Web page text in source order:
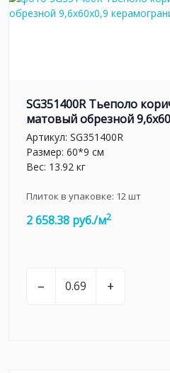
SG351400R Тьеполо
матовый обрезной
Артикул: SG351400R
Размер: 60*9 см
Вес: 13.92 кг
Плиток в упаковке: 12шт
2 658.38 руб./м2
– +